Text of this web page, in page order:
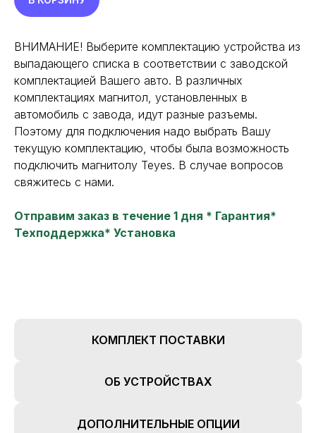
ВНИМАНИЕ! Выберите комплектацию устройства из
выпадающего списка в соответствии с заводской
комплектацией Вашего авто. В различных
комплектациях магнитол, установленных в
автомобиль с завода, идут разные разъемы.
Поэтому для подключения надо выбрать Вашу
текущую комплектацию, чтобы была возможность
подключить магнитолу Teyes. В случае вопросов
свяжитесь с нами.
Отправим заказ в течение 1 дня * Гарантия*
Техподдержка* Установка
КОМПЛЕКТ ПОСТАВКИ
ОБ УСТРОЙСТВАХ
ДОПОЛНИТЕЛЬНЫЕ ОПЦИИ